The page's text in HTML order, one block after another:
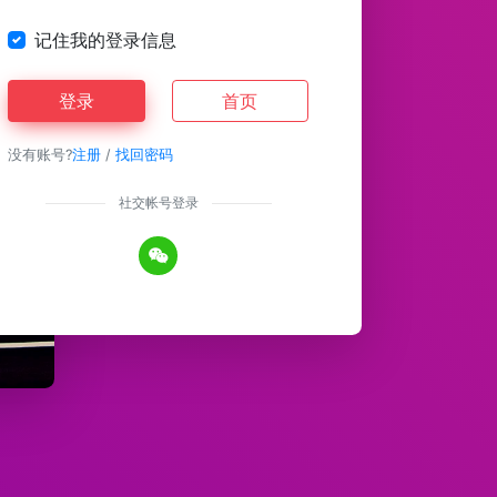
记住我的登录信息
登录 首页
没有账号?注册 /找回密码
社交帐号登录